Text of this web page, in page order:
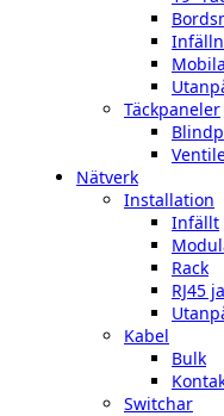
Mobila
Täckpaneler
Nätverk
Installation
Infällt
Rack
RJ45
Kabel
Bulk
Switchar